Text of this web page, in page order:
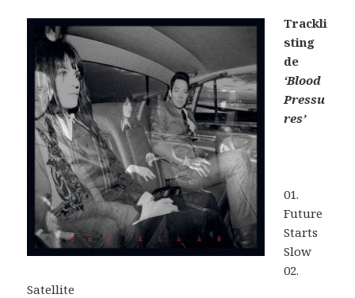
Trackli
sting
de
‘Blood
Pressu
res’
01.
Future
Starts
Slow
02.
Satellite